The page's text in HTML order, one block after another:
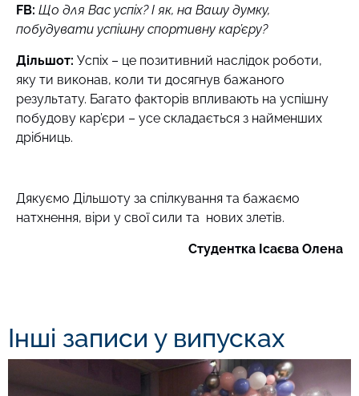
FB: Що для Вас успіх? І як, на Вашу думку,
побудувати успішну спортивну кар’єру?
Дільшот: Успіх – це позитивний наслідок роботи,
яку ти виконав, коли ти досягнув бажаного
результату. Багато факторів впливають на успішну
побудову кар’єри – усе складається з найменших
дрібниць.
Дякуємо Дільшоту за спілкування та бажаємо
натхнення, віри у свої сили та нових злетів.
Студентка Ісаєва Олена
Інші записи у випусках